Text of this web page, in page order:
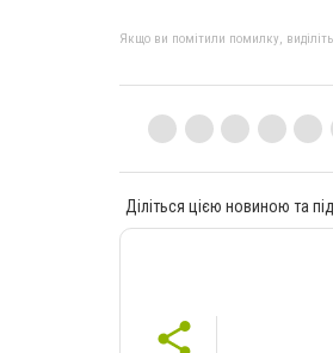
Якщо ви помітили помилку,
Діліться цією новиною та